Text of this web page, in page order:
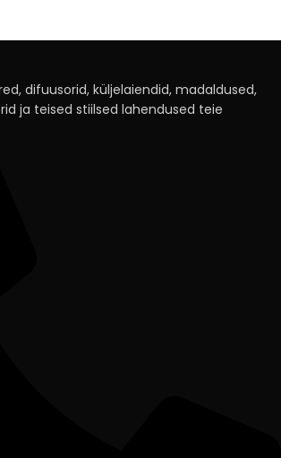
difuusorid, küljelaiendid, madaldused,
ja teised stiilsed lahendused teie